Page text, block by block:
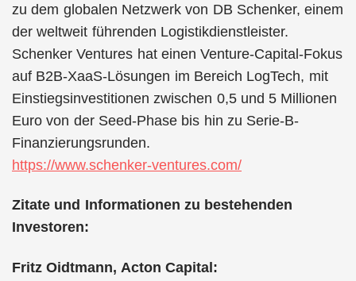
zu dem globalen Netzwerk von DB Schenker, einem
der weltweit führenden Logistikdienstleister.
Schenker Ventures hat einen Venture-Capital-Fokus
auf B2B-XaaS-Lösungen im Bereich LogTech, mit
Einstiegsinvestitionen zwischen 0,5 und 5 Millionen
Euro von der Seed-Phase bis hin zu Serie-B-
Finanzierungsrunden.
https://www.schenker-ventures.com/
Zitate und Informationen zu bestehenden
Investoren:
Fritz Oidtmann, Acton Capital: